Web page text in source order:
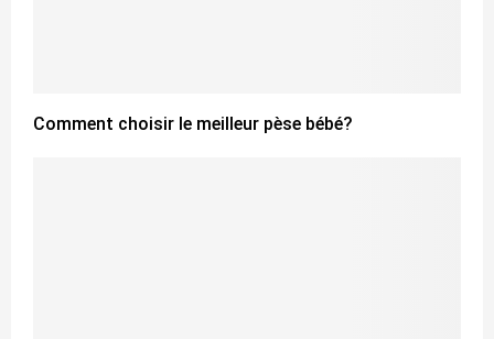
Comment choisir le meilleur pèse bébé?